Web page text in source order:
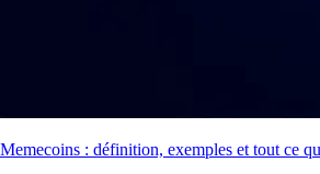
Memecoins : définition, exemples et tout ce